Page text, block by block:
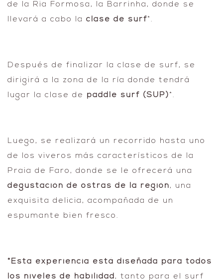
de la Ria Formosa, la Barrinha, donde se
llevará a cabo la clase de surf*.
Después de finalizar la clase de surf, se
dirigirá a la zona de la ría donde tendrá
lugar la clase de paddle surf (SUP)*.
Luego, se realizará un recorrido hasta uno
de los viveros más característicos de la
Praia de Faro, donde se le ofrecerá una
degustación de ostras de la región, una
exquisita delicia, acompañada de un
espumante bien fresco.
*Esta experiencia está diseñada para todos
los niveles de habilidad, tanto para el surf